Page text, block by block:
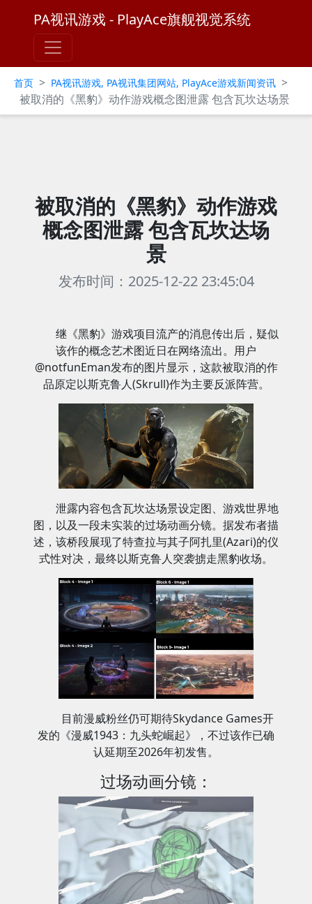
PA视讯游戏 - PlayAce旗舰视觉系统
首页 > PA视讯游戏, PA视讯集团网站, PlayAce游戏新闻资讯 >
被取消的《黑豹》动作游戏概念图泄露 包含瓦坎达场景
被取消的《黑豹》动作游戏
概念图泄露 包含瓦坎达场
景
发布时间：2025-12-22 23:45:04
继《黑豹》游戏项目流产的消息传出后，疑似
该作的概念艺术图近日在网络流出。用户
@notfunEman发布的图片显示，这款被取消的作
品原定以斯克鲁人(Skrull)作为主要反派阵营。
泄露内容包含瓦坎达场景设定图、游戏世界地
图，以及一段未实装的过场动画分镜。据发布者描
述，该桥段展现了特查拉与其子阿扎里(Azari)的仪
式性对决，最终以斯克鲁人突袭掳走黑豹收场。
目前漫威粉丝仍可期待Skydance Games开
发的《漫威1943：九头蛇崛起》，不过该作已确
认延期至2026年初发售。
过场动画分镜：